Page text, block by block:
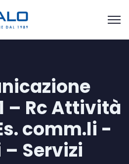
– Rc Attività
comm.li -
Servizi